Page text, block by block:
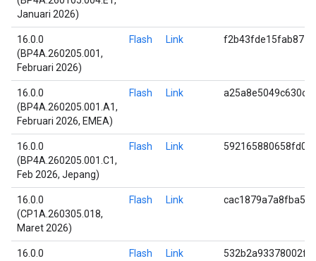
Januari 2026)
16.0.0
(BP4A.260205.001,
Februari 2026)
Flash Link
16.0.0
(BP4A.260205.001.A1,
Februari 2026, EMEA)
Flash Link
16.0.0
(BP4A.260205.001.C1,
Feb 2026, Jepang)
Flash Link
16.0.0
(CP1A.260305.018,
Maret 2026)
Flash Link
16.0.0
Flash Link